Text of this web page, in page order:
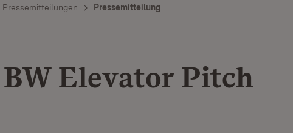
Pressemitteilungen Pressemitteilung
Elevator Pitch